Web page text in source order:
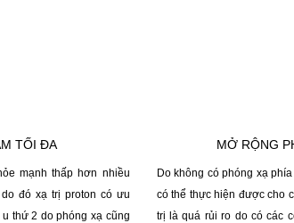
TỐI ĐA
mạnh thấp hơn nhiều
đó xạ trị proton có ưu
thứ 2 do phóng xạ cũng
MỞ RỘNG
Do không có phóng xạ
có thể thực hiện được cho
trị là quá rủi ro do có các